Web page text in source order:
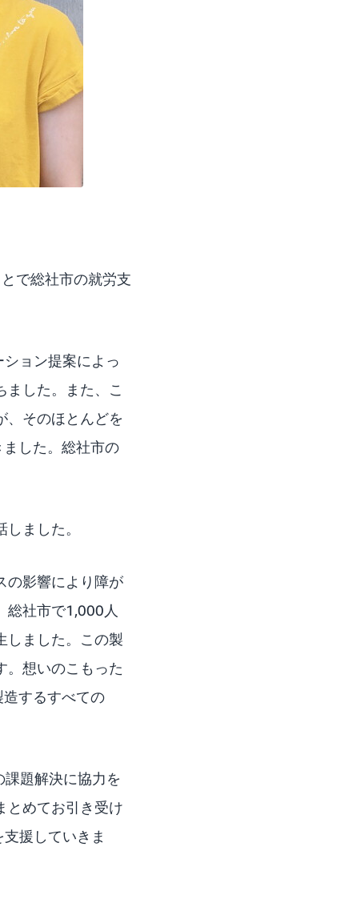
で総社市の就労支
ョン提案によっ
した。また、こ
、そのほとんどを
した。総社市の
ました。
の影響により障が
総社市で1,000人
しました。この製
。想いのこもった
するすべての
題解決に協力を
とめてお引き受け
援していきま